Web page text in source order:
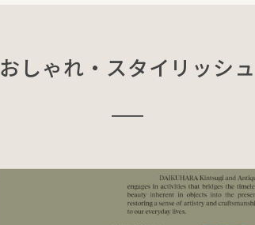
おしゃれ・スタイリッシュ